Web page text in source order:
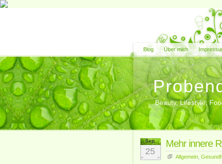
Blog Über mich
Beauty, Lifestyle,
Sep.
25
Mehr innere
Allgemein